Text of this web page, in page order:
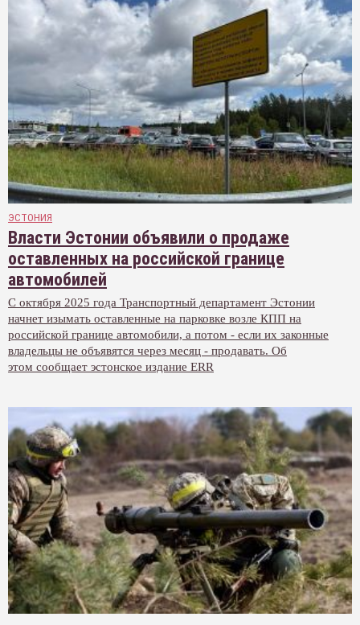
ЭСТОНИЯ
Власти Эстонии объявили о продаже
оставленных на российской границе
автомобилей
С октября 2025 года Транспортный департамент Эстонии
начнет изымать оставленные на парковке возле КПП на
российской границе автомобили, а потом - если их законные
владельцы не объявятся через месяц - продавать. Об
этом сообщает эстонское издание ERR